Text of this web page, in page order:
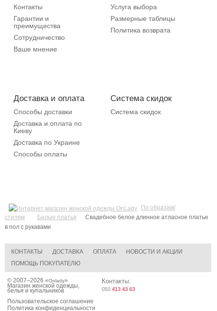
Контакты
Гарантии и
преимущества
Сотрудничество
Ваше мнение
Услуга выбора
Размерные таблицы
Политика возврата
Доставка и оплата
Способы доставки
Доставка и оплата по
Киеву
Доставка по Украине
Способы оплаты
Система скидок
Система скидок
По образам/
стилям
Белые платья
Свадебное белое длинное атласное платье
в пол c рукавами
КОНТАКТЫ ДОСТАВКА ОПЛАТА
НОВОСТИ И АКЦИИ
ПОМОЩЬ ПОКУПАТЕЛЮ
© 2007–2026 «Onlady»
Магазин женской одежды,
белья и купальников
Пользовательское соглашение
Политика конфиденциальности
Контакты:
050 413 43 63